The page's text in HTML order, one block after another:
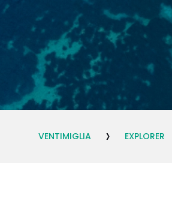
VENTIMIGLIA › EXPLORER